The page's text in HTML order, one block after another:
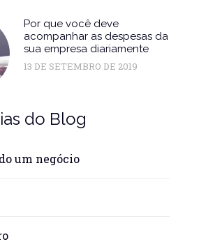
Por que você deve
acompanhar as despesas da
sua empresa diariamente
13 DE SETEMBRO DE 2019
do Blog
um negócio